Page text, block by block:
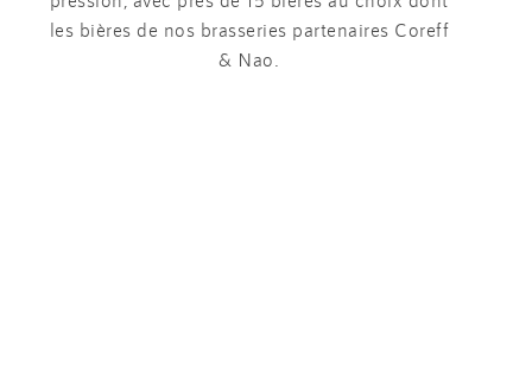
les bières de nos brasseries partenaires Coreff
& Nao.